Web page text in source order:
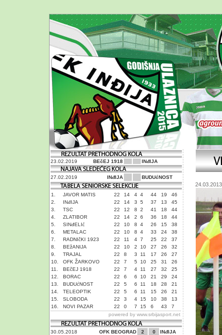
23.02.2019 BEčEJ 1918 INđIJA
27.02.2019 INđIJA BUDUćNOST
1. JAVOR MATIS 22 14 4 4 44 19
46
2.
INđIJA 22 14 3 5 37 13
45
3.
TSC 22 12 8 2 41 18
44
4.
ZLATIBOR 22 14 2 6 36 18
44
5.
SINđELIć 22 10 8 4 26 15
38
6.
METALAC 22 10 8 4 33 24
38
7.
RADNIčKI 1923 22 11 4 7 25 22
37
8.
BEžANIJA 22 10 2 10 27 26
32
9.
TRAJAL 22 8 3 11 17 26
27
10.
OFK ŽARKOVO 22 7 5 10 25 31
26
11.
BEčEJ 1918 22 7 4 11 27 32
25
12.
BORAC 22 6 6 10 21 29
24
13.
BUDUćNOST 22 5 6 11 18 28
21
14.
TELEOPTIK 22 5 6 11 15 26
21
15.
SLOBODA 22 3 4 15 10 38
13
16.
NOVI PAZAR 22 0 7 15 6 43
7
powered by www.srbijasport.net
30.05.2018 OFK BEOGRAD 2 0 INđIJA
24.03.2013